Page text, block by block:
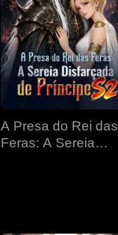
A Presa do Rei das
Feras: A Sereia